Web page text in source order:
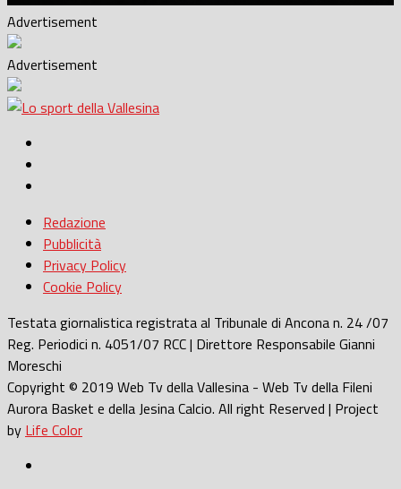
Advertisement
Advertisement
Redazione
Pubblicità
Privacy Policy
Cookie Policy
Testata giornalistica registrata al Tribunale di Ancona n. 24 /07
Reg. Periodici n. 4051/07 RCC | Direttore Responsabile Gianni
Moreschi
Copyright © 2019 Web Tv della Vallesina - Web Tv della Fileni
Aurora Basket e della Jesina Calcio. All right Reserved | Project
by Life Color